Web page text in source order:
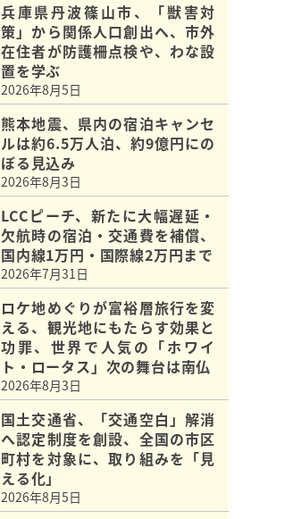
兵庫県丹波篠山市、「獣害対
策」から関係人口創出へ、市外
在住者が防護柵点検や、わな設
置を学ぶ
2026年8月5日
熊本地震、県内の宿泊キャンセ
ルは約6.5万人泊、約9億円にの
ぼる見込み
2026年8月3日
LCCピーチ、新たに大幅遅延・
欠航時の宿泊・交通費を補償、
国内線1万円・国際線2万円まで
2026年7月31日
ロケ地めぐりが富裕層旅行を変
える、観光地にもたらす効果と
功罪、世界で人気の「ホワイ
ト・ロータス」次の舞台は南仏
2026年8月3日
国土交通省、「交通空白」解消
へ認定制度を創設、全国の市区
町村を対象に、取り組みを「見
える化」
2026年8月5日